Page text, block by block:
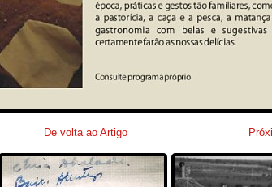
De volta ao Artigo